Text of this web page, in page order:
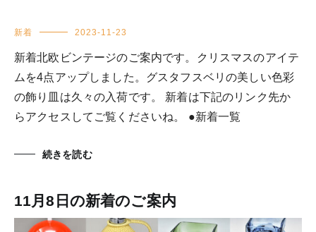
新着 2023-11-23
新着北欧ビンテージのご案内です。クリスマスのアイテ
ムを4点アップしました。グスタフスベリの美しい色彩
の飾り皿は久々の入荷です。 新着は下記のリンク先か
らアクセスしてご覧くださいね。 ●新着一覧
続きを読む
11月8日の新着のご案内